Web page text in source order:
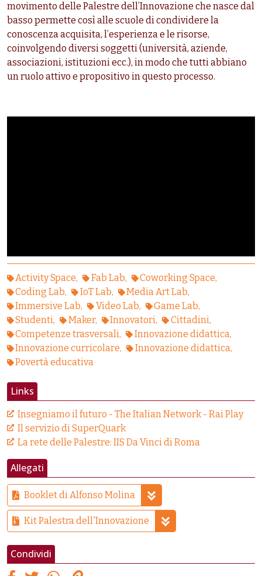
movimento delle Palestre dell’Innovazione che nasce dal
basso permette così alle scuole di condividere la
conoscenza acquisita, l’esperienza e le risorse,
coinvolgendo diversi soggetti (università, aziende,
associazioni, istituzioni ecc.), in modo che tutti abbiano
un ruolo attivo e propositivo in questo processo.
Activity Space Fab Lab
Coworking Space
Coding Lab
IoT Lab
Media Art Lab
Immersive Lab
Video Lab
Game Lab
Studenti
Maker Innovatori
Cittadini
Competenze trasversali
Innovazione didattica
Innovazione curricolare
Innovazione didattica
Povertà educativa
Links
Insegniamo il futuro - The Italian Network - Rai Play
Il servizio di SuperQuark
La rete delle Palestre: IIS Da Vinci di Roma
Allegati
Booklet di Alfonso Molina
Kit Palestra dell'Innovazione
Condividi